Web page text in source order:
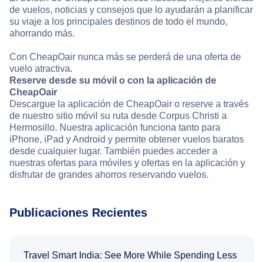
de vuelos, noticias y consejos que lo ayudarán a planificar
su viaje a los principales destinos de todo el mundo,
ahorrando más.
Con CheapOair nunca más se perderá de una oferta de
vuelo atractiva.
Reserve desde su móvil o con la aplicación de
CheapOair
Descargue la aplicación de CheapOair o reserve a través
de nuestro sitio móvil su ruta desde Corpus Christi a
Hermosillo. Nuestra aplicación funciona tanto para
iPhone, iPad y Android y permite obtener vuelos baratos
desde cualquier lugar. También puedes acceder a
nuestras ofertas para móviles y ofertas en la aplicación y
disfrutar de grandes ahorros reservando vuelos.
Publicaciones Recientes
Travel Smart India: See More While Spending Less